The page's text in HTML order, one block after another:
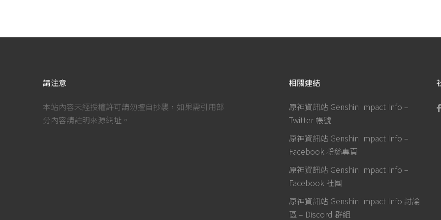
請注意
本站內容未經授權許可請勿擅自抄襲，如果需引用部
分內容請註明來源網址。
相關連結
原神資訊站 Genshin Impact Info –
Twitter 帳號
原神資訊站 Genshin Impact Info –
Facebook 粉絲專頁
原神資訊站 Genshin Impact Info –
Facebook 社團
原神資訊站 Genshin Impact Info 討論
區 – Discord 群組